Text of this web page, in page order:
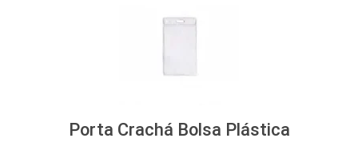
Porta Crachá Bolsa Plástica